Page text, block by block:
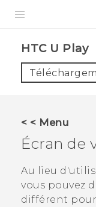
VIVE
ACCESSOIRES
ASSISTANCE
HTC U Play‎
< < Menu
Écran de
Au lieu
vous pouvez
différent